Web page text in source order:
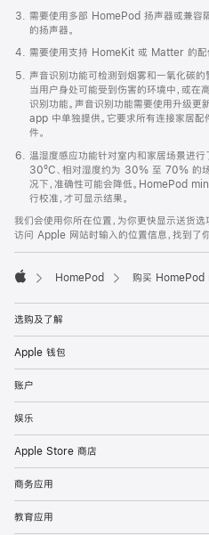
需要使用多部 HomePod 扬声器或兼容
的扬声器。
需要使用支持 HomeKit 或 Matter 的配
声音识别功能可检测到烟雾和一氧化碳的
当用户身处可能受到伤害的环境中，或在
识别功能。声音识别功能需要使用升级更
app 中单独提供。它要求所有连接家居
件。
温湿度感应功能针对室内和家居场景进
30ºC、相对湿度约为 30% 至 70% 的
况下，准确性可能会降低。HomePod
行校准，才可显示结果。
我们会使用你所在位置，为你更快显示送货
访问 Apple 网站时输入的位置信息，找到了你
HomePod 购买 HomePod
选购及了解
Apple 钱包
账户
娱乐
Apple Store 商店
商务应用
教育应用